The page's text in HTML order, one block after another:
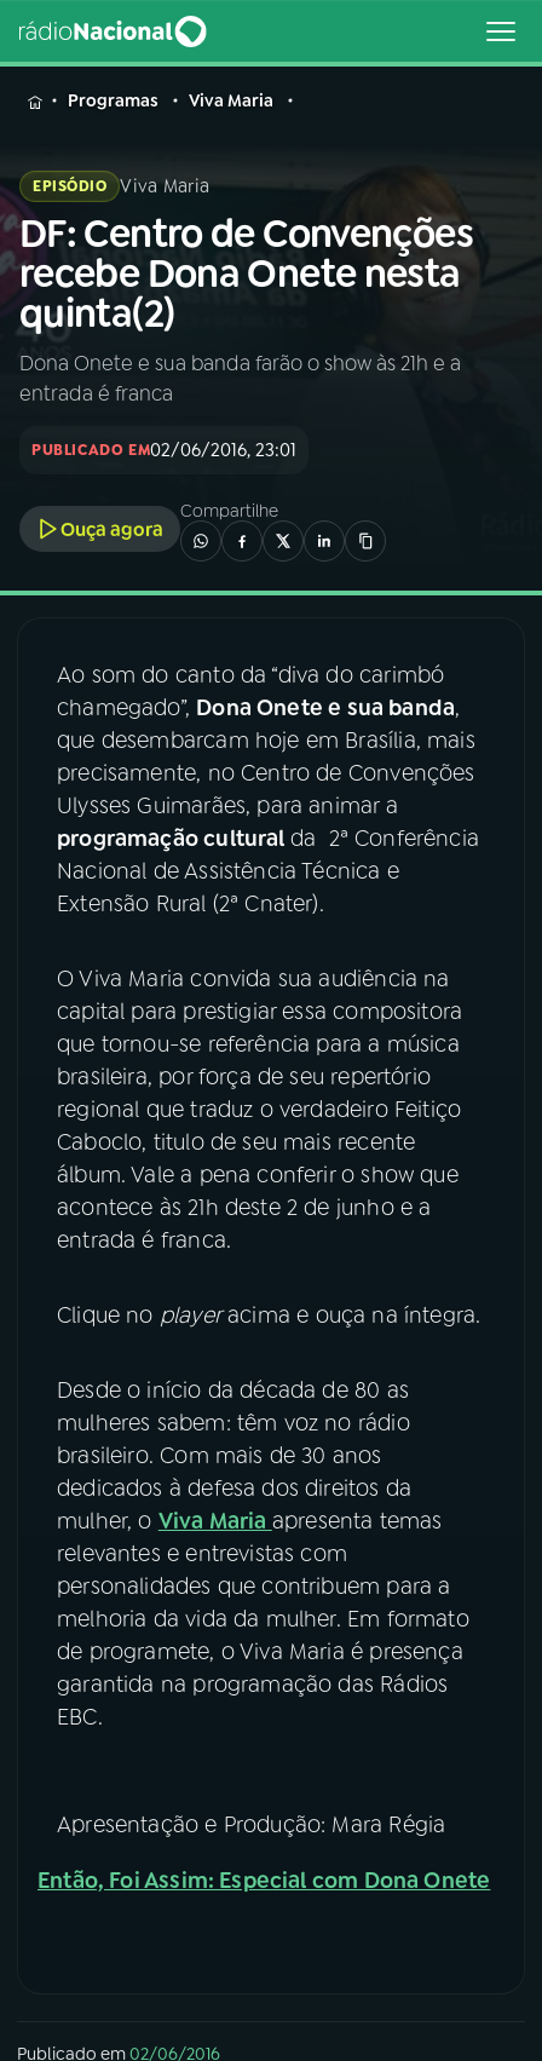
MENU
Buscar
na
Rádio
Nacional
Buscar
AO VIVO
INÍCIO
A RÁDIO
03PROGRAMAÇÃO
04PROGRAMAS
PODCASTS
06VIDEOCASTS
FESTIVAL DE MÚSICA
ACOMPANHE A RÁDIO NACIONAL
YouTube Facebook
TikTok
Programas Viva Maria
EPISÓDIO Viva Maria
DF: Centro de Convenções
recebe Dona Onete nesta
quinta(2)
Dona Onete e sua banda farão o show às 21h e a
entrada é franca
PUBLICADO EM02/06/2016, 23:01
Ouça agora
Compartilhe
Ao som do canto da “diva do carimbó
chamegado”, Dona Onete e sua banda,
que desembarcam hoje em Brasília, mais
precisamente, no Centro de Convenções
Ulysses Guimarães, para animar a
programação cultural da 2ª Conferência
Nacional de Assistência Técnica e
Extensão Rural (2ª Cnater).
O Viva Maria convida sua audiência na
capital para prestigiar essa compositora
que tornou-se referência para a música
brasileira, por força de seu repertório
regional que traduz o verdadeiro Feitiço
Caboclo, titulo de seu mais recente
álbum. Vale a pena conferir o show que
acontece às 21h deste 2 de junho e a
entrada é franca.
Clique no playeracima e ouça na íntegra.
Desde o início da década de 80 as
mulheres sabem: têm voz no rádio
brasileiro. Com mais de 30 anos
dedicados à defesa dos direitos da
mulher, o Viva Maria apresenta temas
relevantes e entrevistas com
personalidades que contribuem para a
melhoria da vida da mulher. Em formato
de programete, o Viva Maria é presença
garantida na programação das Rádios
EBC.
Apresentação e Produção: Mara Régia
Então, Foi Assim: Especial com Dona Onete
Publicado em02/06/2016